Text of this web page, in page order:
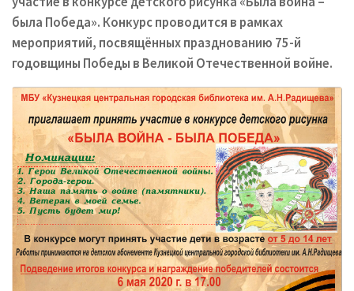
была Победа». Конкурс проводится в рамках
мероприятий, посвящённых празднованию 75-й
годовщины Победы в Великой Отечественной войне.